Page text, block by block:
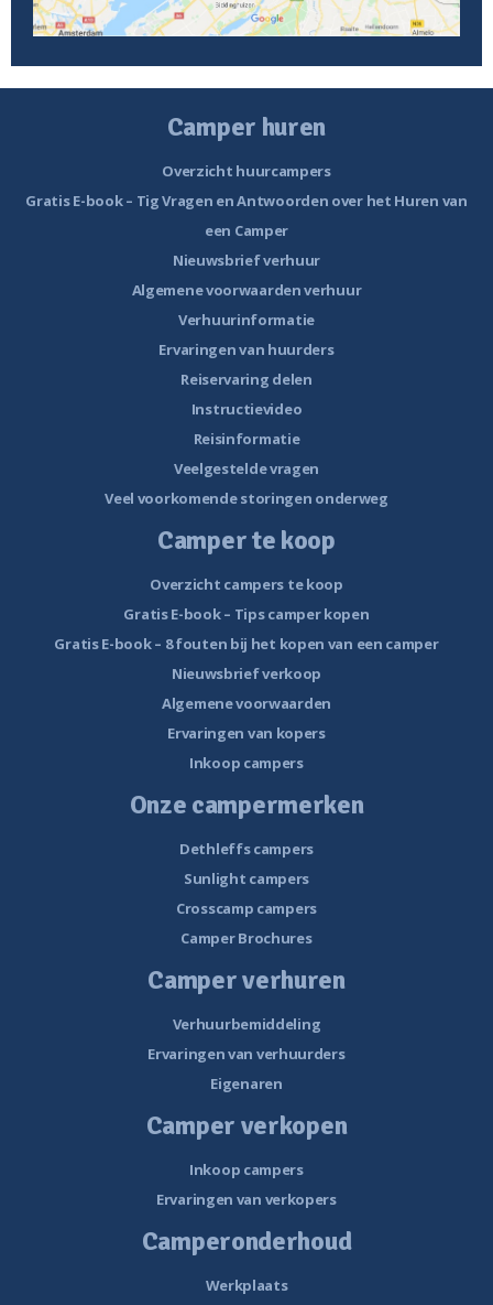
Camper huren
Overzicht huurcampers
Gratis E-book – Tig Vragen en Antwoorden over het Huren van
een Camper
Nieuwsbrief verhuur
Algemene voorwaarden verhuur
Verhuurinformatie
Ervaringen van huurders
Reiservaring delen
Instructievideo
Reisinformatie
Veelgestelde vragen
Veel voorkomende storingen onderweg
Camper te koop
Overzicht campers te koop
Gratis E-book – Tips camper kopen
Gratis E-book – 8 fouten bij het kopen van een camper
Nieuwsbrief verkoop
Algemene voorwaarden
Ervaringen van kopers
Inkoop campers
Onze campermerken
Dethleffs campers
Sunlight campers
Crosscamp campers
Camper Brochures
Camper verhuren
Verhuurbemiddeling
Ervaringen van verhuurders
Eigenaren
Camper verkopen
Inkoop campers
Ervaringen van verkopers
Camperonderhoud
Werkplaats